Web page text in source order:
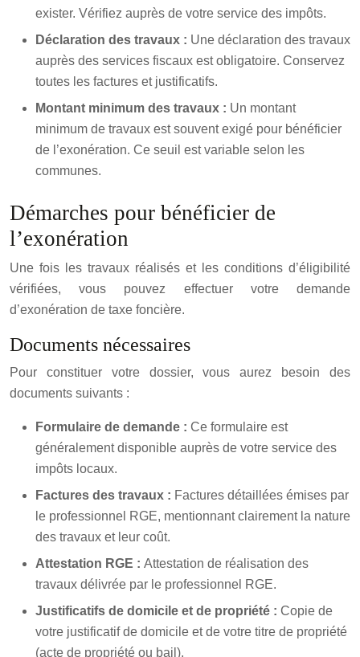
exister. Vérifiez auprès de votre service des impôts.
Déclaration des travaux : Une déclaration des travaux
auprès des services fiscaux est obligatoire. Conservez
toutes les factures et justificatifs.
Montant minimum des travaux : Un montant
minimum de travaux est souvent exigé pour bénéficier
de l’exonération. Ce seuil est variable selon les
communes.
Démarches pour bénéficier de
l’exonération
Une fois les travaux réalisés et les conditions d’éligibilité
vérifiées, vous pouvez effectuer votre demande
d’exonération de taxe foncière.
Documents nécessaires
Pour constituer votre dossier, vous aurez besoin des
documents suivants :
Formulaire de demande : Ce formulaire est
généralement disponible auprès de votre service des
impôts locaux.
Factures des travaux : Factures détaillées émises par
le professionnel RGE, mentionnant clairement la nature
des travaux et leur coût.
Attestation RGE : Attestation de réalisation des
travaux délivrée par le professionnel RGE.
Justificatifs de domicile et de propriété : Copie de
votre justificatif de domicile et de votre titre de propriété
(acte de propriété ou bail).